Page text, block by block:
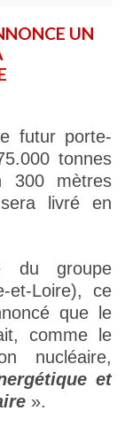
UN
futur porte-
tonnes
300 mètres
livré en
du groupe
et-Loire), ce
que le
comme le
nucléaire,
et
».